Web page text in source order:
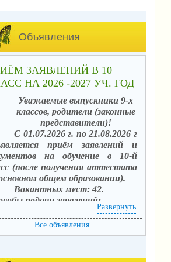
Объявления
ЗАЯВЛЕНИЙ В 10
НА 2026 -2027 УЧ. ГОД
Уважаемые выпускники 9-х
классов, родители (законные
представители)!
С 01.07.2026 г. по 21.08.2026 г
приём заявлений и
на обучение в 10-й
(после получения аттестата
общем образовании).
Вакантных мест: 42.
подачи заявлений:
в электронной форме
единого портала
услуг (ЕПГУ) с
организации»;
Развернуть
Все объявления